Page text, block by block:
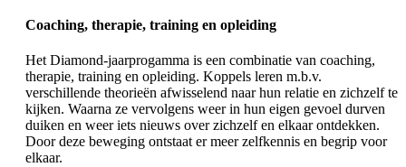
Coaching, therapie, training en opleiding
Het Diamond-jaarprogamma is een combinatie van coaching,
therapie, training en opleiding. Koppels leren m.b.v.
verschillende theorieën afwisselend naar hun relatie en zichzelf te
kijken. Waarna ze vervolgens weer in hun eigen gevoel durven
duiken en weer iets nieuws over zichzelf en elkaar ontdekken.
Door deze beweging ontstaat er meer zelfkennis en begrip voor
elkaar.